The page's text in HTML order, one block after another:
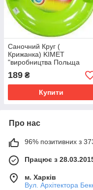
Саночний Круг (
Крижанка) KIMET
"виробництва Польща
189 ₴
Купити
Про нас
96% позитивних з 373
Працює з
м. Харків
Вул. Архітектора